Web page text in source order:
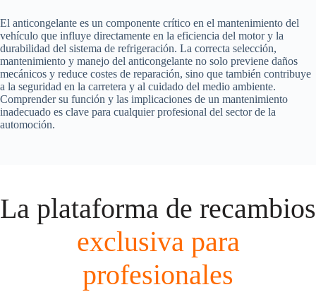
El anticongelante es un componente crítico en el mantenimiento del
vehículo que influye directamente en la eficiencia del motor y la
durabilidad del sistema de refrigeración. La correcta selección,
mantenimiento y manejo del anticongelante no solo previene daños
mecánicos y reduce costes de reparación, sino que también contribuye
a la seguridad en la carretera y al cuidado del medio ambiente.
Comprender su función y las implicaciones de un mantenimiento
inadecuado es clave para cualquier profesional del sector de la
automoción.
La plataforma de recambios
exclusiva para
profesionales